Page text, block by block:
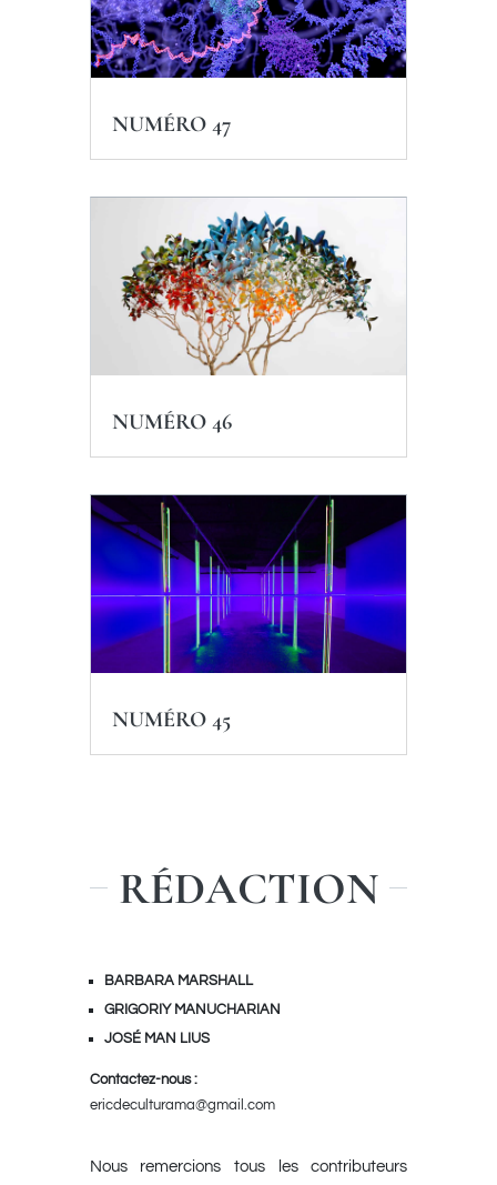
NUMÉRO 47
NUMÉRO 46
NUMÉRO 45
RÉDACTION
BARBARA MARSHALL
GRIGORIY MANUCHARIAN
JOSÉ MAN LIUS
Contactez-nous :
ericdeculturama@gmail.com
Nous remercions tous les contributeurs